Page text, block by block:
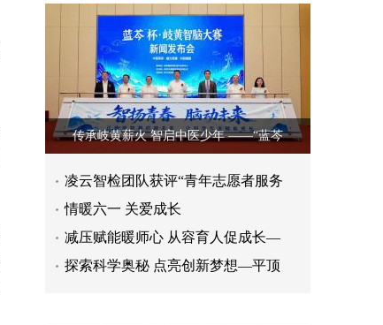
传承岐黄薪火 智启中医少年 ——“蓝芩
凌云智检团队获评“青年志愿者服务
情暖六一 关爱成长
减压赋能暖师心 从容育人促成长—
探索科学奥秘 点亮创新梦想—平顶